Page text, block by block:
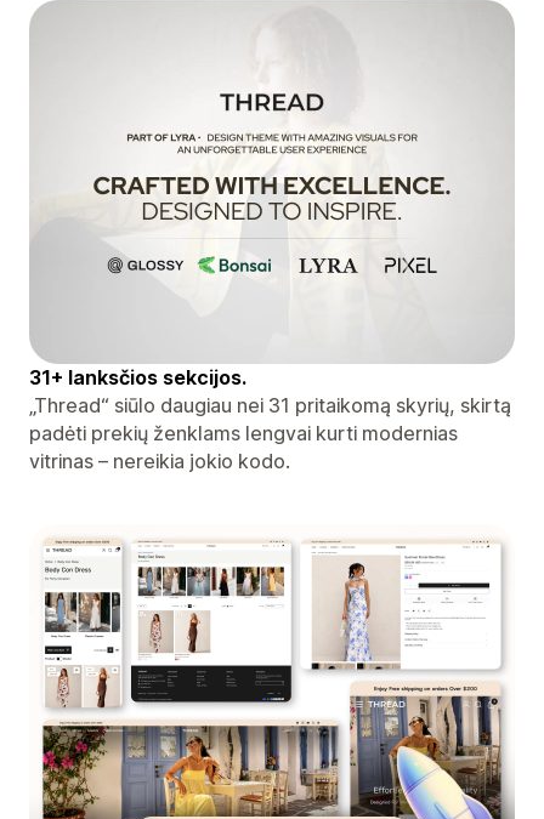
31+ lanksčios sekcijos.
„Thread“ siūlo daugiau nei 31 pritaikomą skyrių, skirtą
padėti prekių ženklams lengvai kurti modernias
vitrinas – nereikia jokio kodo.